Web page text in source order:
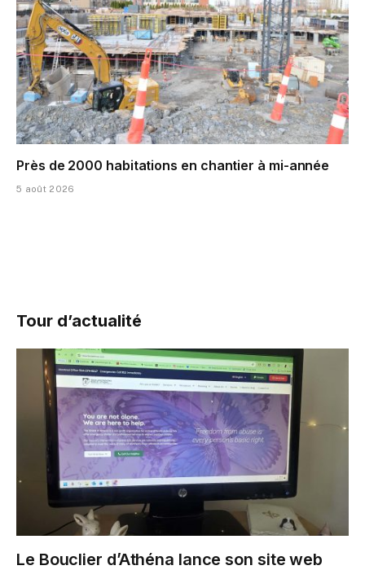
Près de 2000 habitations en chantier à mi-année
5 août 2026
Tour d’actualité
Le Bouclier d’Athéna lance son site web